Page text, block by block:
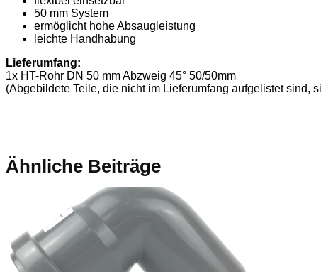
50 mm System
ermöglicht hohe Absaugleistung
leichte Handhabung
Lieferumfang:
1x HT-Rohr DN 50 mm Abzweig 45° 50/50mm
(Abgebildete Teile, die nicht im Lieferumfang aufgelistet sind,
Ähnliche Beiträge